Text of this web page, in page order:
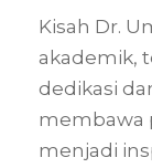
Kisah Dr.
akademik,
dedikasi
membawa
menjadi